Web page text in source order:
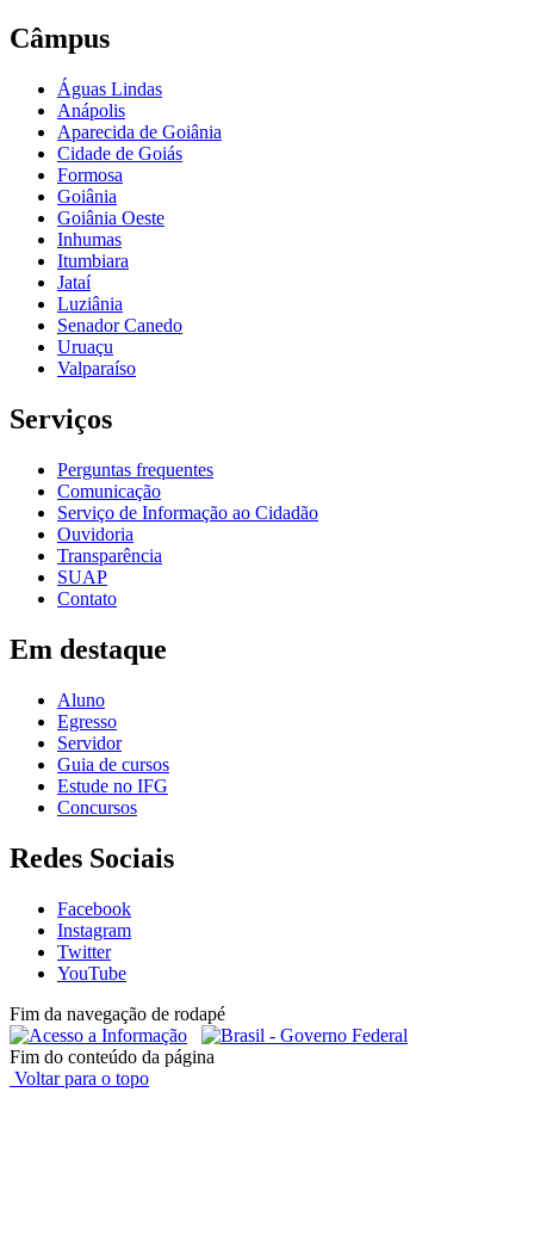
Câmpus
Águas Lindas
Anápolis
Aparecida de Goiânia
Cidade de Goiás
Formosa
Goiânia
Goiânia Oeste
Inhumas
Itumbiara
Jataí
Luziânia
Senador Canedo
Uruaçu
Valparaíso
Serviços
Perguntas frequentes
Comunicação
Serviço de Informação ao Cidadão
Ouvidoria
Transparência
SUAP
Contato
Em destaque
Aluno
Egresso
Servidor
Guia de cursos
Estude no IFG
Concursos
Redes Sociais
Facebook
Instagram
Twitter
YouTube
Fim da navegação de rodapé
Fim do conteúdo da página
Voltar para o topo